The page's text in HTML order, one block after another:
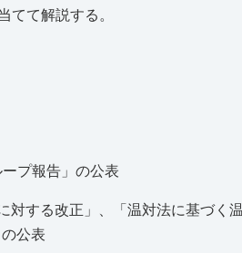
てて解説する。
プ報告」の公表
対する改正」、「温対法に基づく
公表